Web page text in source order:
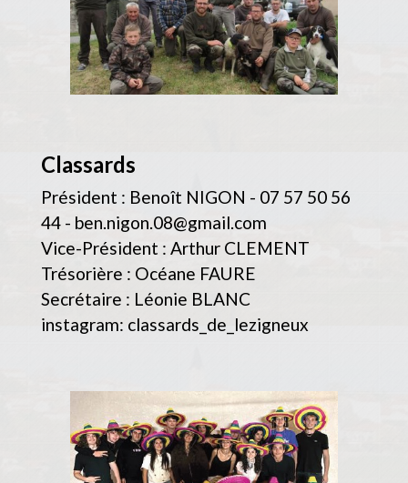
Classards
Président : Benoît NIGON - 07 57 50 56
44 - ben.nigon.08@gmail.com
Vice-Président : Arthur CLEMENT
Trésorière : Océane FAURE
Secrétaire : Léonie BLANC
instagram: classards_de_lezigneux